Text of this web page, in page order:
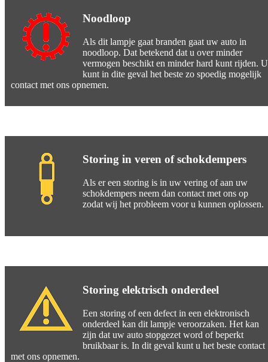
Noodloop
Als dit lampje gaat branden gaat uw auto in
noodloop. Dat betekend dat u over minder
vermogen beschikt en minder hard kunt rijden. U
kunt in dite geval het beste zo spoedig mogelijk
contact met ons opnemen.
Storing in veren of schokdempers
Als er een storing is in uw vering of aan uw
schokdempers neem dan contact met ons op
zodat wij het probleem voor u kunnen oplossen.
Storing elektrisch onderdeel
Een storing of een defect in een elektronisch
onderdeel kan dit lampje veroorzaken. Het kan
zijn dat uw auto stopgezet word of beperkt
bruikbaar is. In dit geval kunt u het beste contact
met ons opnemen.